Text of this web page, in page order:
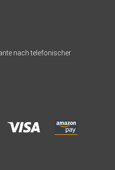
nach telefonischer